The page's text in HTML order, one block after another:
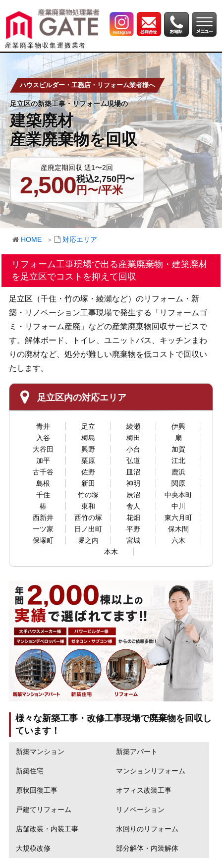
産業廃棄物収集運搬業者
ハウスビルダー・工務店・リフォーム業者様へ
足立区の新築工事・リフォーム現場の
建築廃材
産業廃棄物を回収
産廃定期回収 週1〜2回
2,500税込2,750円〜
円〜/平米
HOME 対応エリア
リフォーム工事現場で出る産業廃棄物・建築廃材
を 足立区でコストを抑えて回収
足立区（千住・竹の塚・綾瀬など）のリフォーム・新
築・リノベーション工事現場で発生する「リフォームゴ
ミ・リフォーム産廃」などの産業廃棄物回収サービスで
す。解体ボード、トイレ、ユニットバス、キッチンまわ
りの廃材など、処分が難しい廃棄物を低コストで回収い
たします。
足立区内の対応エリア
青井 足立 綾瀬
伊興
入谷
梅島 梅田
扇
大谷田
興野 小台
加賀
加平
栗原 弘道
江北
古千谷
佐野 皿沼
鹿浜
島根
新田 神明
関原
千住
竹の塚 辰沼
中央本町
椿
東和 舎人
中川
西新井
西竹の塚 花畑
東六月町
一ツ家
日ノ出町 平野
保木間
保塚町
堀之内 宮城
六木
本木
様々な新築工事・改修工事現場で廃棄物を回収し
ています！
新築マンション 新築アパート
新築住宅 マンションリフォーム
原状回復工事 オフィス改装工事
戸建てリフォーム リノベーション
店舗改装・内装工事 水回りのリフォーム
大規模改修 部分解体・内装解体